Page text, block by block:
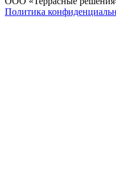
Политика